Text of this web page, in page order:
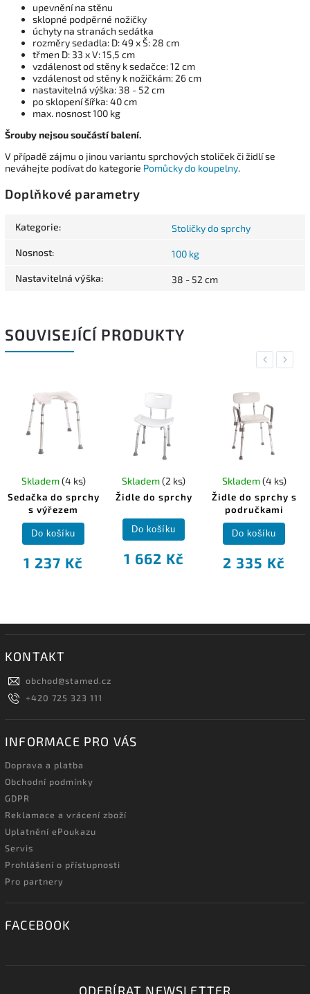
upevnění na stěnu
sklopné podpěrné nožičky
úchyty na stranách sedátka
rozměry sedadla: D: 49 x Š: 28 cm
třmen D: 33 x V: 15,5 cm
vzdálenost od stěny k sedačce: 12 cm
vzdálenost od stěny k nožičkám: 26 cm
nastavitelná výška: 38 - 52 cm
po sklopení šířka: 40 cm
max. nosnost 100 kg
Šrouby nejsou součástí balení.
V případě zájmu o jinou variantu sprchových stoliček či židlí se
neváhejte podívat do kategorie Pomůcky do koupelny.
Doplňkové parametry
Kategorie: Stoličky do sprchy
Nosnost: 100 kg
Nastavitelná výška: 38 - 52 cm
SOUVISEJÍCÍ PRODUKTY
Previous
Sedačka do sprchy
s výřezem
Skladem(4 ks)
1 237 Kč
Do košíku
Židle do sprchy
Skladem(2 ks)
1 662 Kč
Do košíku
Židle do sprchy s
područkami
Skladem(4 ks)
2 335 Kč
Do košíku
Next
KONTAKT
obchod@stamed.cz
+420 725 323 111
INFORMACE PRO VÁS
Doprava a platba
Obchodní podmínky
GDPR
Reklamace a vrácení zboží
Uplatnění ePoukazu
Servis
Prohlášení o přístupnosti
Pro partnery
FACEBOOK
ODEBÍRAT NEWSLETTER